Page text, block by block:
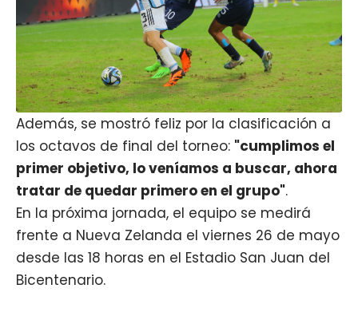
Además, se mostró feliz por la clasificación a
los octavos de final del torneo: "cumplimos el
primer objetivo, lo veníamos a buscar, ahora
tratar de quedar primero en el grupo".
En la próxima jornada, el equipo se medirá
frente a Nueva Zelanda el viernes 26 de mayo
desde las 18 horas en el Estadio San Juan del
Bicentenario.